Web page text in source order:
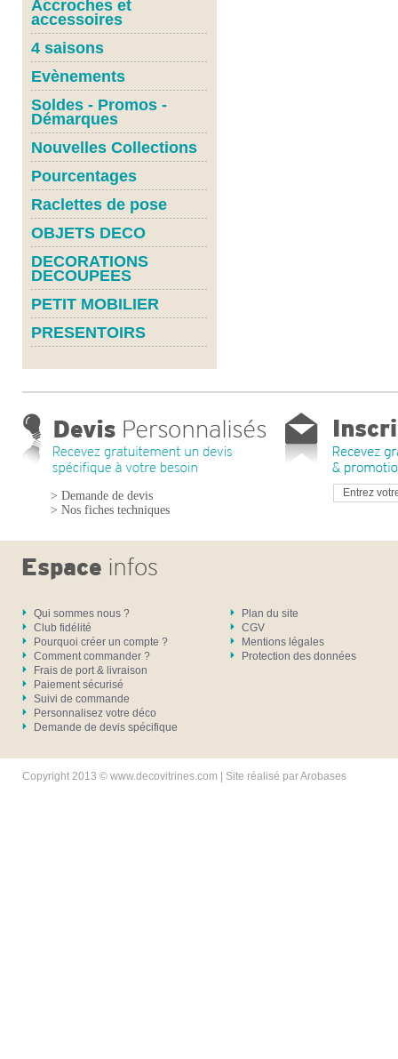
Accroches et
accessoires
4 saisons
Evènements
Soldes - Promos -
Démarques
Nouvelles Collections
Pourcentages
Raclettes de pose
OBJETS DECO
DECORATIONS
DECOUPEES
PETIT MOBILIER
PRESENTOIRS
> Demande de devis
> Nos fiches techniques
Qui sommes nous ?
Club fidélité
Pourquoi créer un compte ?
Comment commander ?
Frais de port & livraison
Paiement sécurisé
Suivi de commande
Personnalisez votre déco
Demande de devis spécifique
Plan du site
CGV
Mentions légales
Protection des données
Copyright 2013 © www.decovitrines.com | Site réalisé parArobases